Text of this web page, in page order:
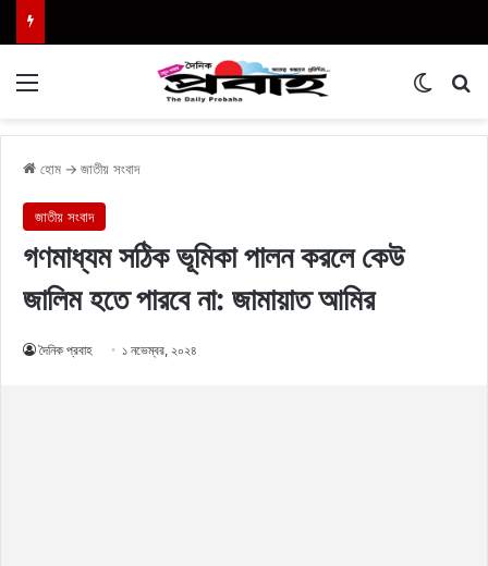
হোম → জাতীয় সংবাদ
জাতীয় সংবাদ
গণমাধ্যম সঠিক ভূমিকা পালন করলে কেউ
জালিম হতে পারবে না: জামায়াত আমির
দৈনিক প্রবাহ ১ নভেম্বর, ২০২৪